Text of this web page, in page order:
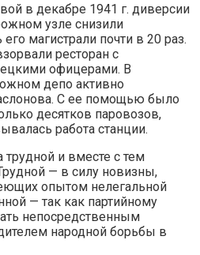
в декабре 1941 г. диверсии
узле снизили
магистрали почти в 20 раз.
ресторан с
офицерами. В
депо активно
С ее помощью было
десятков паровозов,
работа станции.
и вместе с тем
— в силу новизны,
опытом нелегальной
— так как партийному
непосредственным
народной борьбы в